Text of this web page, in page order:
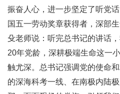
振奋人心，进一步坚定了听党
国五一劳动奖章获得者，深部
殳老师说：听完总书记的讲话
20年党龄，深耕极端生命这一
触尤深。总书记强调党的使命
的深海科考一线、在南极内陆